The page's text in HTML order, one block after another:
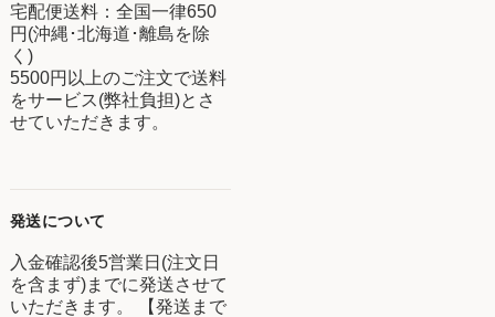
宅配便送料：全国一律650
円(沖縄･北海道･離島を除
く)
5500円以上のご注文で送料
をサービス(弊社負担)とさ
せていただきます。
発送について
入金確認後5営業日(注文日
を含まず)までに発送させて
いただきます。 【発送まで